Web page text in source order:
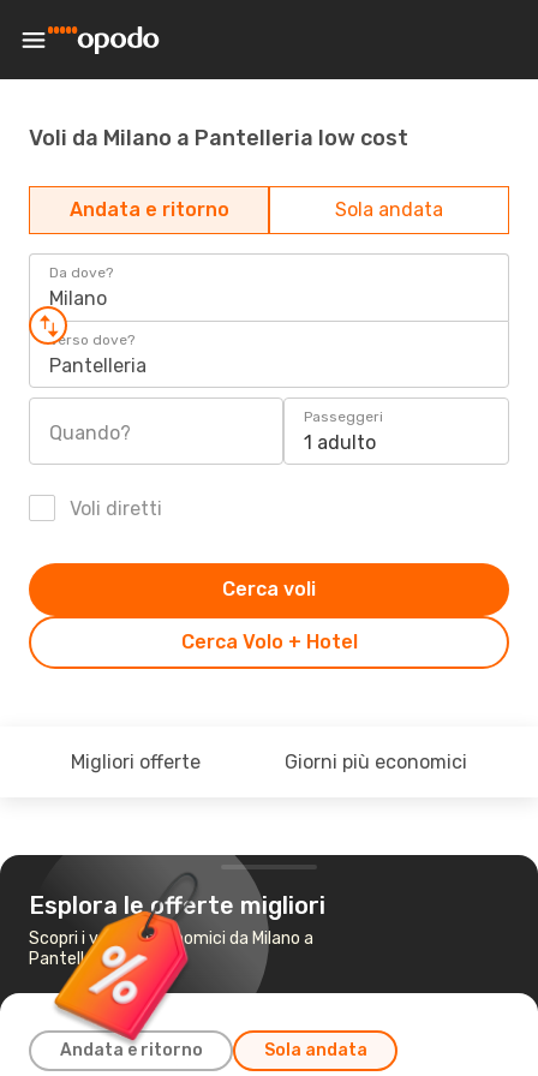
Voli da Milano a Pantelleria low cost
Andata e ritorno Sola andata
Da dove?
Milano
Verso dove?
Pantelleria
Quando?
Passeggeri
1 adulto
Voli diretti
Cerca Volo + Hotel
Cerca voli
Migliori offerte Giorni più economici
Esplora le offerte migliori
Scopri i voli più economici da Milano a
Pantelleria
Andata e ritorno Sola andata